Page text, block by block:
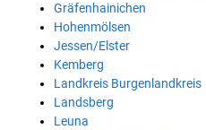
Gräfenhainichen
Hohenmölsen
Jessen/Elster
Kemberg
Landkreis Burgenlandkreis
Landsberg
Leuna